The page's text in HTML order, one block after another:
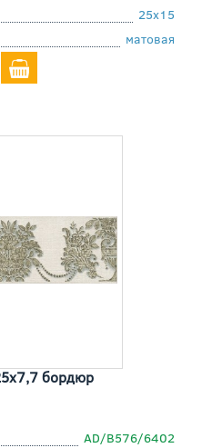
25x15
матовая
бордюр
AD/B576/6402